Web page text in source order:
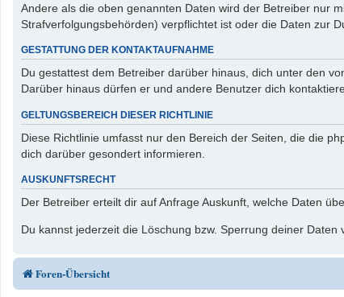
Andere als die oben genannten Daten wird der Betreiber nur
Strafverfolgungsbehörden) verpflichtet ist oder die Daten zur
GESTATTUNG DER KONTAKTAUFNAHME
Du gestattest dem Betreiber darüber hinaus, dich unter den
Darüber hinaus dürfen er und andere Benutzer dich
GELTUNGSBEREICH DIESER RICHTLINIE
Diese Richtlinie umfasst nur den Bereich der Seiten, die die
dich darüber gesondert informieren.
AUSKUNFTSRECHT
Der Betreiber erteilt dir auf Anfrage Auskunft, welche Daten
Du kannst jederzeit die Löschung bzw. Sperrung deiner
Foren-Übersicht